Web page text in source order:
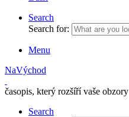
Search
Search for:
Menu
NaVýchod
časopis, který rozšíří vaše obzory
Search